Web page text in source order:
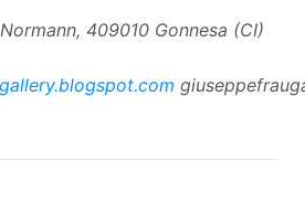
409010 Gonnesa (CI)